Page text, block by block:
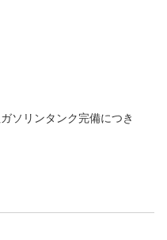
ソリンタンク完備につき